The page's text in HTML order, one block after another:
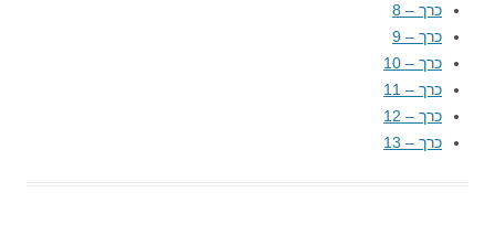
כרך – 8
כרך – 9
כרך – 10
כרך – 11
כרך – 12
כרך – 13